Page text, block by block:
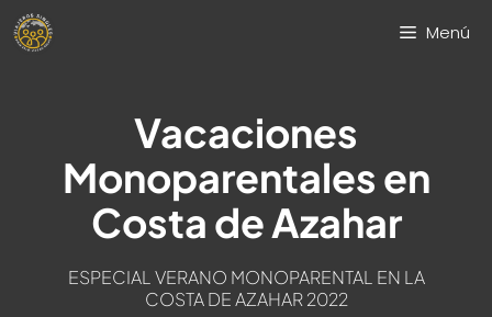
Saltar
Menú
Vacaciones
Monoparentales en
Costa de Azahar
ESPECIAL VERANO MONOPARENTAL EN LA
COSTA DE AZAHAR 2022